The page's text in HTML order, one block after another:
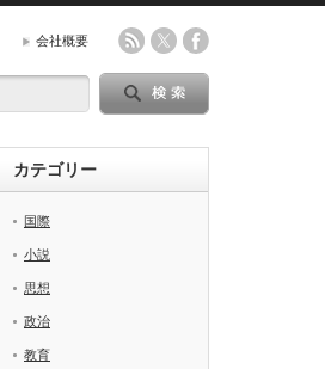
会社概要
カテゴリー
国際
小説
思想
政治
教育